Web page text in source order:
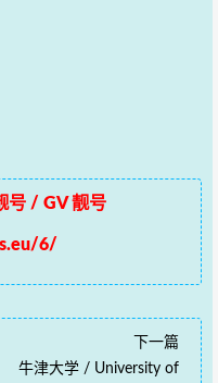
号 / GV 靓号
6/
下一篇
牛津大学 / University of